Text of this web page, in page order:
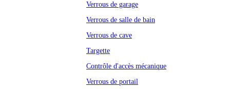
Verrous de garage
Verrous de salle de bain
Verrous de cave
Targette
Contrôle d'accès mécanique
Verrous de portail